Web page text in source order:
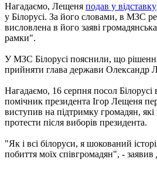
Нагадаємо, Лещеня подав у відставку
у Білорусі. За його словами, в МЗС
висловлена ​​в його заяві
рамки".
У МЗС Білорусі пояснили, що
прийняти глава держави Олександр
Нагадаємо, 16 серпня посол Білорусі
помічник президента Ігор Лещеня
виступив на підтримку громадян,
протести після виборів президента.
"Як і всі білоруси, я шокований
побиття моїх співгромадян", - заявив